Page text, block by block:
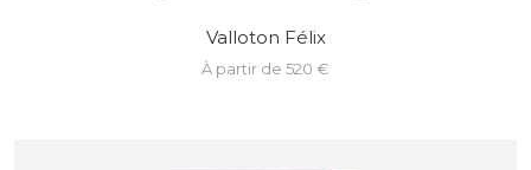
Valloton Félix
à partir de 520 €